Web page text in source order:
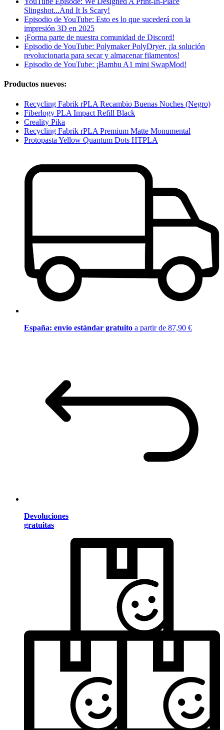
Slingshot...And It Is Scary!
Episodio de YouTube: Esto es lo que sucederá con la
impresión 3D en 2025
¡Forma parte de nuestra comunidad de Discord!
Episodio de YouTube: Polymaker PolyDryer, ¡la solución
revolucionaria para secar y almacenar filamentos!
Episodio de YouTube: ¡Bambu A1 mini SwapMod!
Productos nuevos:
Recycling Fabrik rPLA Recambio Buenas Noches (Negro)
Fiberlogy PLA Impact Refill Black
Creality Pika
Recycling Fabrik rPLA Premium Matte Monumental
Protopasta Yellow Quantum Dots HTPLA
España: envío estándar gratuito a partir de 87,90 €
Devoluciones
gratuitas